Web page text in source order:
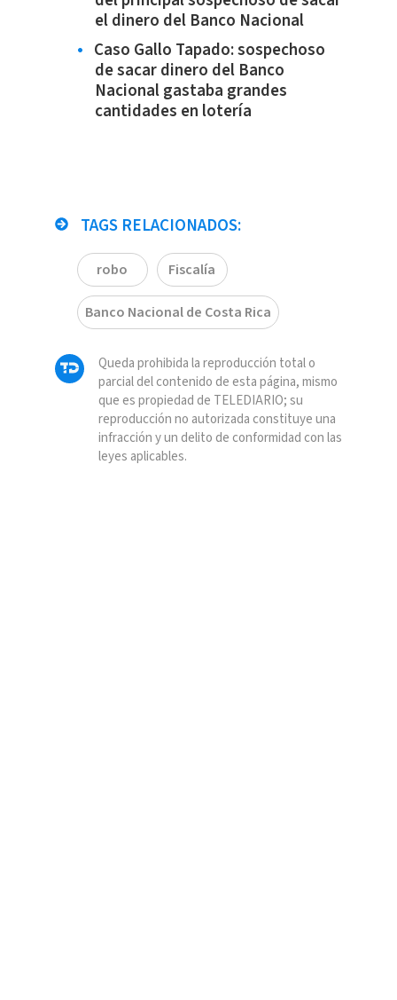
el dinero del Banco Nacional
Caso Gallo Tapado: sospechoso
de sacar dinero del Banco
Nacional gastaba grandes
cantidades en lotería
TAGS RELACIONADOS:
robo Fiscalía
Banco Nacional de Costa Rica
Queda prohibida la reproducción total o
parcial del contenido de esta página, mismo
que es propiedad de TELEDIARIO; su
reproducción no autorizada constituye una
infracción y un delito de conformidad con las
leyes aplicables.